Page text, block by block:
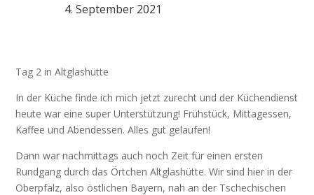
4. September 2021
Tag 2 in Altglashütte
In der Küche finde ich mich jetzt zurecht und der Küchendienst
heute war eine super Unterstützung! Frühstück, Mittagessen,
Kaffee und Abendessen. Alles gut gelaufen!
Dann war nachmittags auch noch Zeit für einen ersten
Rundgang durch das Örtchen Altglashütte. Wir sind hier in der
Oberpfalz, also östlichen Bayern, nah an der Tschechischen